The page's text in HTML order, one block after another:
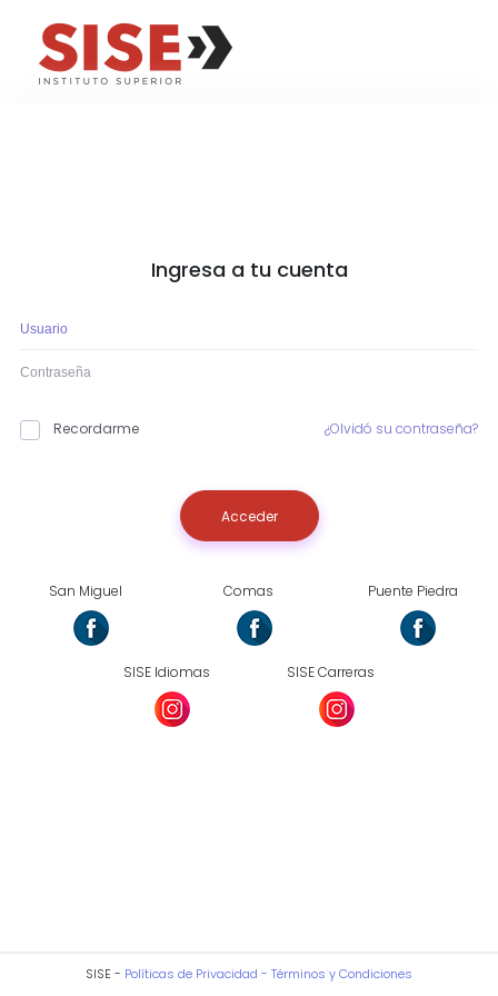
Ingresa a tu cuenta
Recordarme ¿Olvidó su contraseña?
Acceder
San Miguel Comas Puente Piedra
SISE Idiomas SISE Carreras
SISE - Políticas de Privacidad - Términos y Condiciones